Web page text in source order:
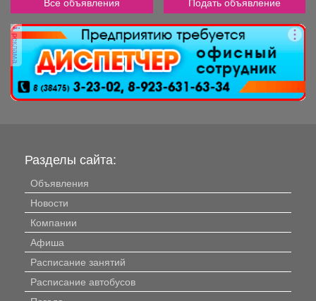
реклама
Разделы сайта:
Объявления
Новости
Компании
Афиша
Расписание занятий
Расписание автобусов